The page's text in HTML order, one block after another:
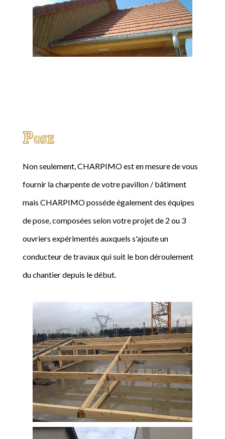
Pose
Non seulement, CHARPIMO est en mesure de vous
fournir la charpente de votre pavillon / bâtiment
mais CHARPIMO posséde également des équipes
de pose, composées selon votre projet de 2 ou 3
ouvriers expérimentés auxquels s'ajoute un
conducteur de travaux qui suit le bon déroulement
du chantier depuis le début.